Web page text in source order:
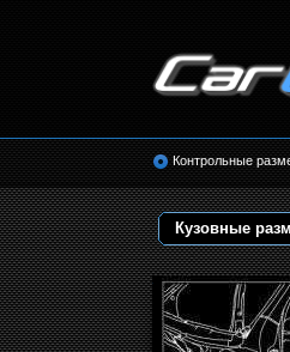
Контрольные
Кузовные